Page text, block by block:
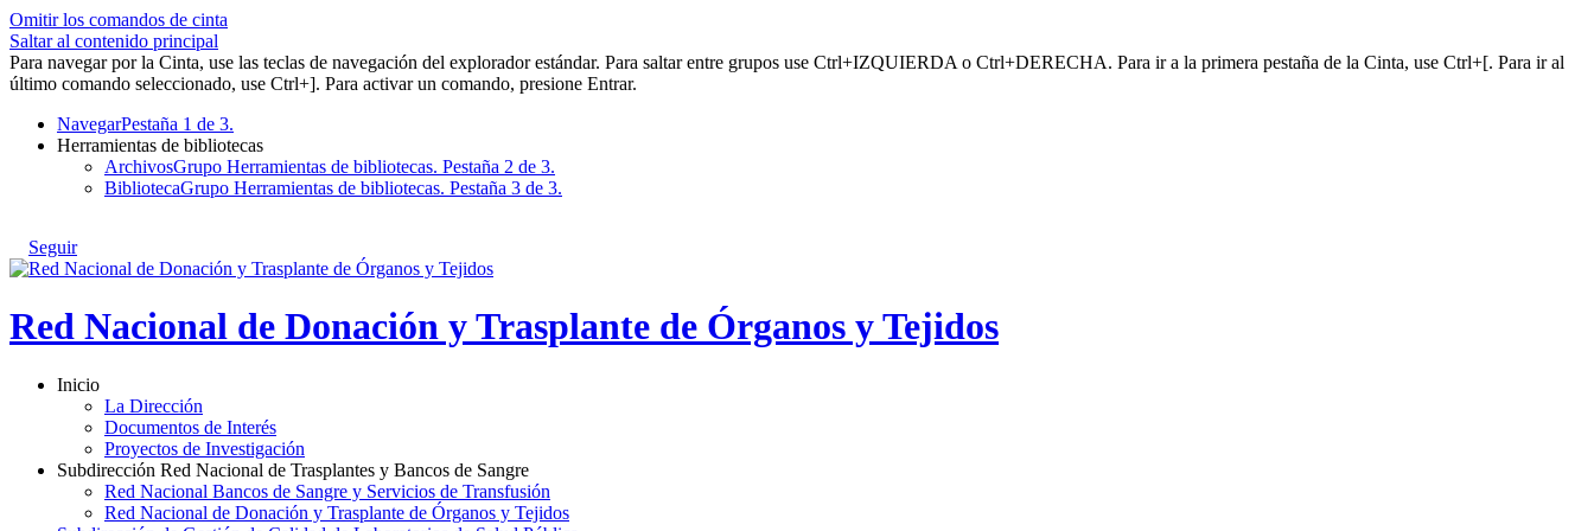
Omitir los comandos de cinta
Saltar al contenido principal
Para navegar por la Cinta, use las teclas de navegación del explorador estándar. Para saltar entre grupos use Ctrl+IZQUIERDA o Ctrl+DERECHA. Para ir a la primera pestaña de la Cinta, use Ctrl+[. Para ir al
último comando seleccionado, use Ctrl+]. Para activar un comando, presione Entrar.
NavegarPestaña 1 de 3.
Herramientas de bibliotecas
ArchivosGrupo Herramientas de bibliotecas. Pestaña 2 de 3.
BibliotecaGrupo Herramientas de bibliotecas. Pestaña 3 de 3.
Seguir
Red Nacional de Donación y Trasplante de Órganos y Tejidos
Inicio
La Dirección
Documentos de Interés
Proyectos de Investigación
Subdirección Red Nacional de Trasplantes y Bancos de Sangre
Red Nacional Bancos de Sangre y Servicios de Transfusión
Red Nacional de Donación y Trasplante de Órganos y Tejidos